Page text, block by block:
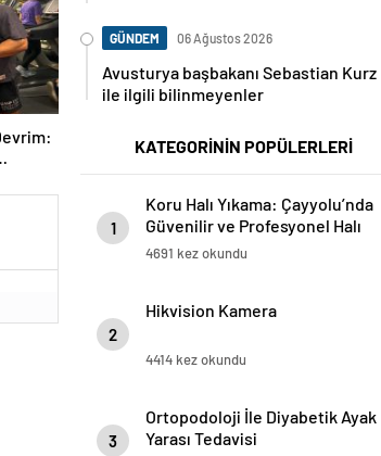
GÜNDEM 06 Ağustos 2026
Avusturya başbakanı Sebastian Kurz
ile ilgili bilinmeyenler
KATEGORİNİN POPÜLERLERİ
1
Koru Halı Yıkama: Çayyolu’nda
Güvenilir ve Profesyonel Halı
Temizliği
4691 kez okundu
2
Hikvision Kamera
4414 kez okundu
3
Ortopodoloji İle Diyabetik Ayak
Yarası Tedavisi